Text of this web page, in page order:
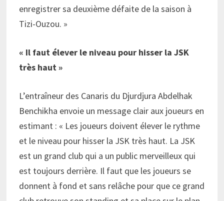
enregistrer sa deuxième défaite de la saison à
Tizi-Ouzou. »
« Il faut élever le niveau pour hisser la JSK
très haut »
L’entraîneur des Canaris du Djurdjura Abdelhak
Benchikha envoie un message clair aux joueurs en
estimant : « Les joueurs doivent élever le rythme
et le niveau pour hisser la JSK très haut. La JSK
est un grand club qui a un public merveilleux qui
est toujours derrière. Il faut que les joueurs se
donnent à fond et sans relâche pour que ce grand